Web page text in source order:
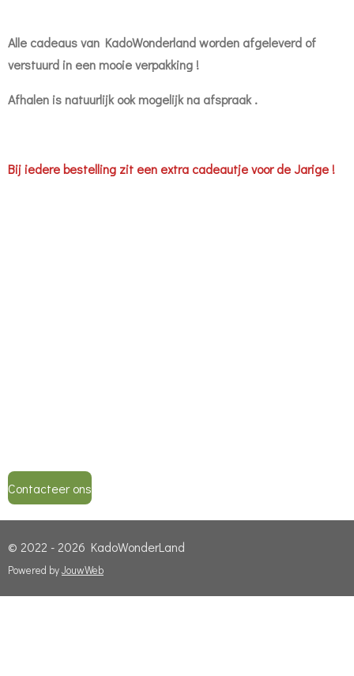
Alle cadeaus van KadoWonderland worden afgeleverd of
verstuurd in een mooie verpakking !
Afhalen is natuurlijk ook mogelijk na afspraak .
Bij iedere bestelling zit een extra cadeautje voor de Jarige !
Contacteer ons
© 2022 - 2026 KadoWonderLand
Powered byJouwWeb